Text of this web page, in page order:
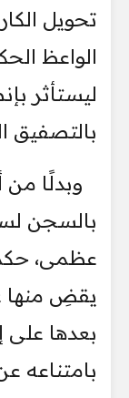
تحويل
الواعظ
ليستأثر
بالتصفيق
وبدلًا من
بالسجن
يقضِ منها
بعدها
بامتناعه عن